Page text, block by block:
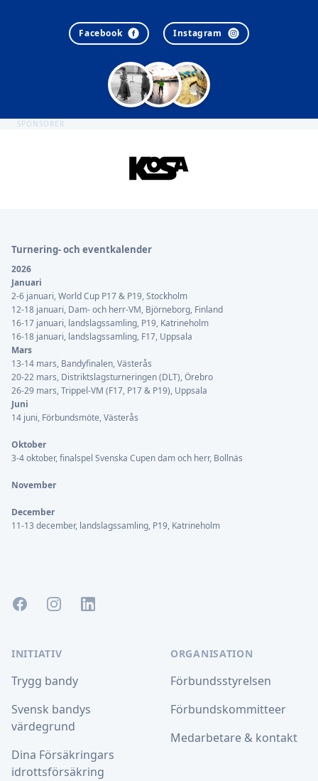
Facebook Instagram
SPONSORER
Turnering- och eventkalender
2026
Januari
2-6 januari, World Cup P17 & P19, Stockholm
12-18 januari, Dam- och herr-VM, Björneborg, Finland
16-17 januari, landslagssamling, P19, Katrineholm
16-18 januari, landslagssamling, F17, Uppsala
Mars
13-14 mars, Bandyfinalen, Västerås
20-22 mars, Distriktslagsturneringen (DLT), Örebro
26-29 mars, Trippel-VM (F17, P17 & P19), Uppsala
Juni
14 juni, Förbundsmöte, Västerås
Oktober
3-4 oktober, finalspel Svenska Cupen dam och herr, Bollnäs
November
December
11-13 december, landslagssamling, P19, Katrineholm
FacebookInstagramLinkedIn
INITIATIV
Trygg bandy
Svensk bandys
värdegrund
Dina Försäkringars
idrottsförsäkring
ORGANISATION
Förbundsstyrelsen
Förbundskommitteer
Medarbetare & kontakt